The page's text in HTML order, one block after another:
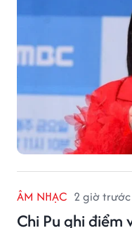
ÂM NHẠC 2 giờ trước
Chi Pu ghi điểm